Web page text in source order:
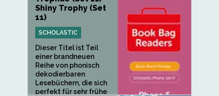
Shiny Trophy (Set
11)
SCHOLASTIC
Dieser Titel ist Teil
einer brandneuen
Reihe von phonisch
dekodierbaren
Lesebüchern, die sich
perfekt für sehr frühe